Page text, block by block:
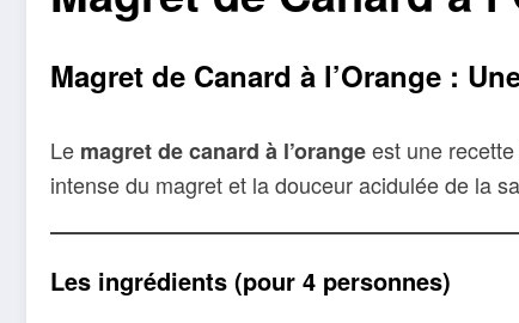
Magret de Canard à l’Orange :
Le magret de canard à l’orangeest une
intense du magret et la douceur acidulée de la
Les ingrédients (pour 4 personnes)